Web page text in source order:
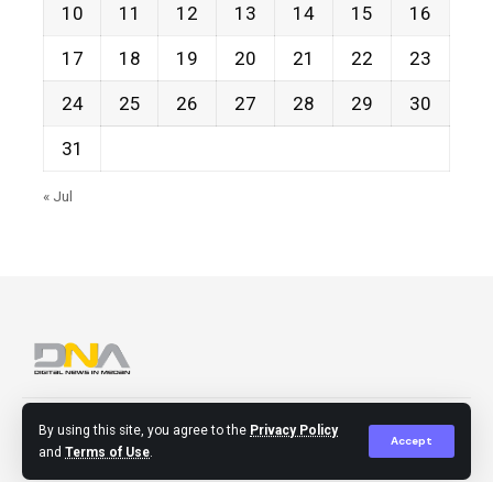
By using this site, you agree to the Privacy Policy
and Terms of Use.
Accept
10 11 12 13 14 15 16
17 18 19 20 21 22 23
24 25 26 27 28 29 30
31
« Jul
© 2023 DNA BERITA. All Rights Reserved.
About Contact Disclaimer Privacy Policy